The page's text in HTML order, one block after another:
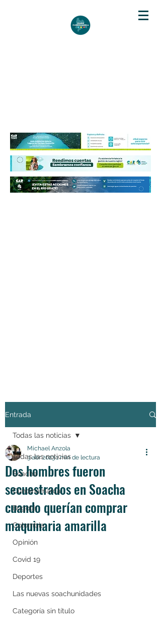
Entrada
Todas las noticias
Soacha
Cundinamarca
Bogotá
Colombia
Opinión
Covid 19
Deportes
Las nuevas soachunidades
Categoría sin título
Todas las noticias
Dos hombres fueron
secuestrados en Soacha
cuando querían comprar
maquinaria amarilla
Michael Anzola
3 abr 20231 min de lectura